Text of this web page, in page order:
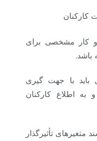
کارکنان
کار مشخصی برای
باشد.
باید با جهت گیری
به اطلاع کارکنان
متغیرهای تأثیرگذار